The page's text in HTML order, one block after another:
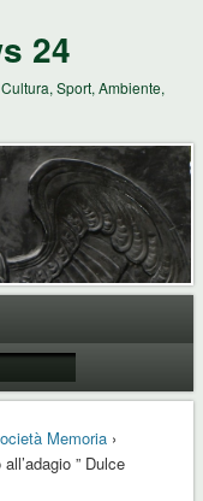
24
Sport, Ambiente,
Memoria›
” Dulce